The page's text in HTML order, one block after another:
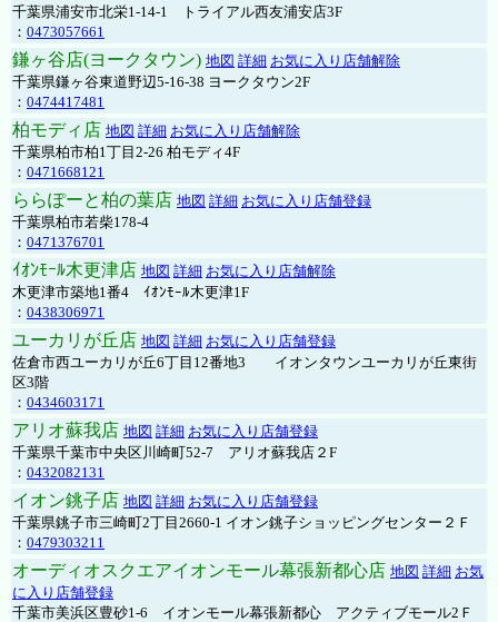
千葉県浦安市北栄1-14-1 トライアル西友浦安店3F
： 0473057661
鎌ヶ谷店(ヨークタウン) 地図 詳細 お気に入り店舗解除
千葉県鎌ヶ谷東道野辺5-16-38 ヨークタウン2F
： 0474417481
柏モディ店 地図 詳細 お気に入り店舗解除
千葉県柏市柏1丁目2-26 柏モディ4F
： 0471668121
ららぽーと柏の葉店 地図 詳細 お気に入り店舗登録
千葉県柏市若柴178-4
： 0471376701
ｲｵﾝﾓｰﾙ木更津店 地図 詳細 お気に入り店舗解除
木更津市築地1番4 ｲｵﾝﾓｰﾙ木更津1F
： 0438306971
ユーカリが丘店 地図 詳細 お気に入り店舗登録
佐倉市西ユーカリが丘6丁目12番地3 イオンタウンユーカリが丘東街
区3階
： 0434603171
アリオ蘇我店 地図 詳細 お気に入り店舗登録
千葉県千葉市中央区川崎町52-7 アリオ蘇我店２F
： 0432082131
イオン銚子店 地図 詳細 お気に入り店舗登録
千葉県銚子市三崎町2丁目2660-1 イオン銚子ショッピングセンター２Ｆ
： 0479303211
オーディオスクエアイオンモール幕張新都心店 地図 詳細 お気
に入り店舗登録
千葉市美浜区豊砂1-6 イオンモール幕張新都心 アクティブモール2Ｆ